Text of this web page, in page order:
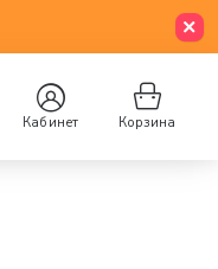
Кабинет Корзина